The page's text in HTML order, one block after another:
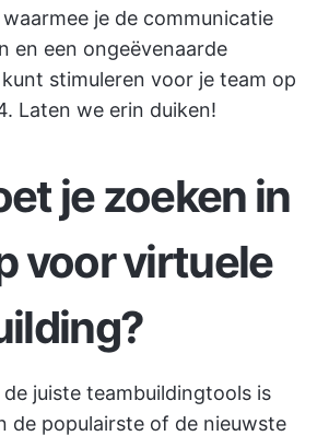
je de communicatie
en een ongeëvenaarde
stimuleren voor je team op
Laten we erin duiken!
je zoeken in
voor virtuele
juiste teambuildingtools is
de populairste of de nieuwste